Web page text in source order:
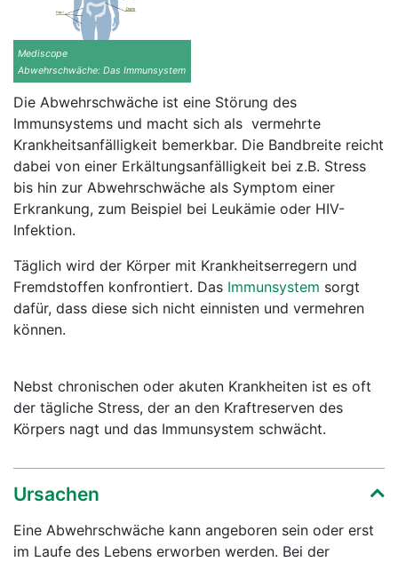
Mediscope
Abwehrschwäche: Das Immunsystem
Die Abwehrschwäche ist eine Störung des
Immunsystems und macht sich als vermehrte
Krankheitsanfälligkeit bemerkbar. Die Bandbreite reicht
dabei von einer Erkältungsanfälligkeit bei z.B. Stress
bis hin zur Abwehrschwäche als Symptom einer
Erkrankung, zum Beispiel bei Leukämie oder HIV-
Infektion.
Täglich wird der Körper mit Krankheitserregern und
Fremdstoffen konfrontiert. Das Immunsystem sorgt
dafür, dass diese sich nicht einnisten und vermehren
können.
Nebst chronischen oder akuten Krankheiten ist es oft
der tägliche Stress, der an den Kraftreserven des
Körpers nagt und das Immunsystem schwächt.
Ursachen
Eine Abwehrschwäche kann angeboren sein oder erst
im Laufe des Lebens erworben werden. Bei der